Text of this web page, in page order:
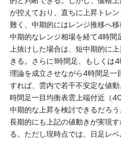
が控えており、直ちに上昇トレ
難く、中期的にはレンジ推移へ移
中期的なレンジ相場を経て4時間
上抜けした場合は、短中期的に
きる。さらに1時間足、もしくは
理論を成立させながら4時間足一
すれば、雲内で若干不安定な値
時間足一目均衡表雲上端付近（
中期的な上昇を検討できるだろう
長期的にも上記の値動きが実現
る。ただし現時点では、日足レ